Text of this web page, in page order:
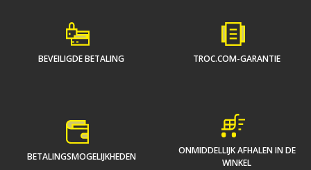
BEVEILIGDE BETALING TROC.COM-GARANTIE
BETALINGSMOGELIJKHEDEN
ONMIDDELLIJK AFHALEN IN DE
WINKEL